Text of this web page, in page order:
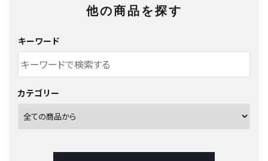
他の商品を探す
キーワード
カテゴリー